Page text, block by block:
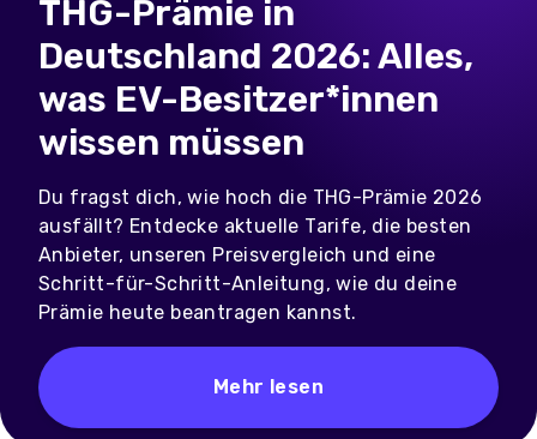
THG-Prämie in
Deutschland 2026: Alles,
was EV-Besitzer*innen
wissen müssen
Du fragst dich, wie hoch die THG-Prämie 2026
ausfällt? Entdecke aktuelle Tarife, die besten
Anbieter, unseren Preisvergleich und eine
Schritt-für-Schritt-Anleitung, wie du deine
Prämie heute beantragen kannst.
Mehr lesen